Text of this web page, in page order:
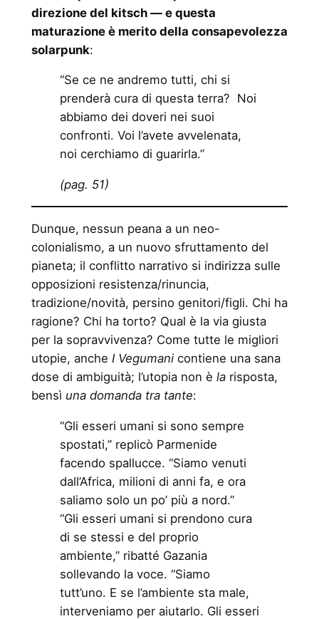
direzione del kitsch — e questa
maturazione è merito della consapevolezza
solarpunk:
“Se ce ne andremo tutti, chi si
prenderà cura di questa terra? Noi
abbiamo dei doveri nei suoi
confronti. Voi l’avete avvelenata,
noi cerchiamo di guarirla.”
(pag. 51)
Dunque, nessun peana a un neo-
colonialismo, a un nuovo sfruttamento del
pianeta; il conflitto narrativo si indirizza sulle
opposizioni resistenza/rinuncia,
tradizione/novità, persino genitori/figli. Chi ha
ragione? Chi ha torto? Qual è la via giusta
per la sopravvivenza? Come tutte le migliori
utopie, anche I Vegumanicontiene una sana
dose di ambiguità; l’utopia non è larisposta,
bensì una domanda tra tante:
“Gli esseri umani si sono sempre
spostati,” replicò Parmenide
facendo spallucce. “Siamo venuti
dall’Africa, milioni di anni fa, e ora
saliamo solo un po’ più a nord.”
“Gli esseri umani si prendono cura
di se stessi e del proprio
ambiente,” ribatté Gazania
sollevando la voce. “Siamo
tutt’uno. E se l’ambiente sta male,
interveniamo per aiutarlo. Gli esseri